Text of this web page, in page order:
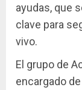
ayudas, que
clave para
vivo.
El grupo de
encargado